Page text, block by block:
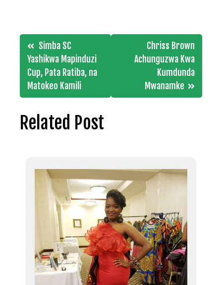
Post
navigation
Simba SC
Yashikwa Mapinduzi
Cup, Pata Ratiba, na
Matokeo Kamili
Chriss Brown
Achunguzwa Kwa
Kumdunda
Mwanamke
Related Post